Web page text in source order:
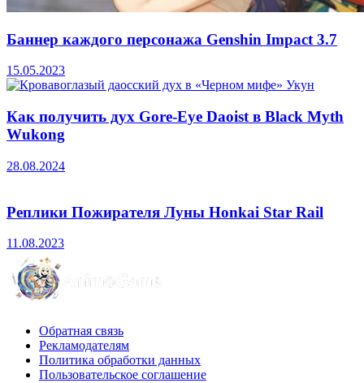
Баннер каждого персонажа Genshin Impact 3.7
15.05.2023
Как получить дух Gore-Eye Daoist в Black Myth
Wukong
28.08.2024
Реплики Пожирателя Луны Honkai Star Rail
11.08.2023
Обратная связь
Рекламодателям
Политика обработки данных
Пользовательское соглашение